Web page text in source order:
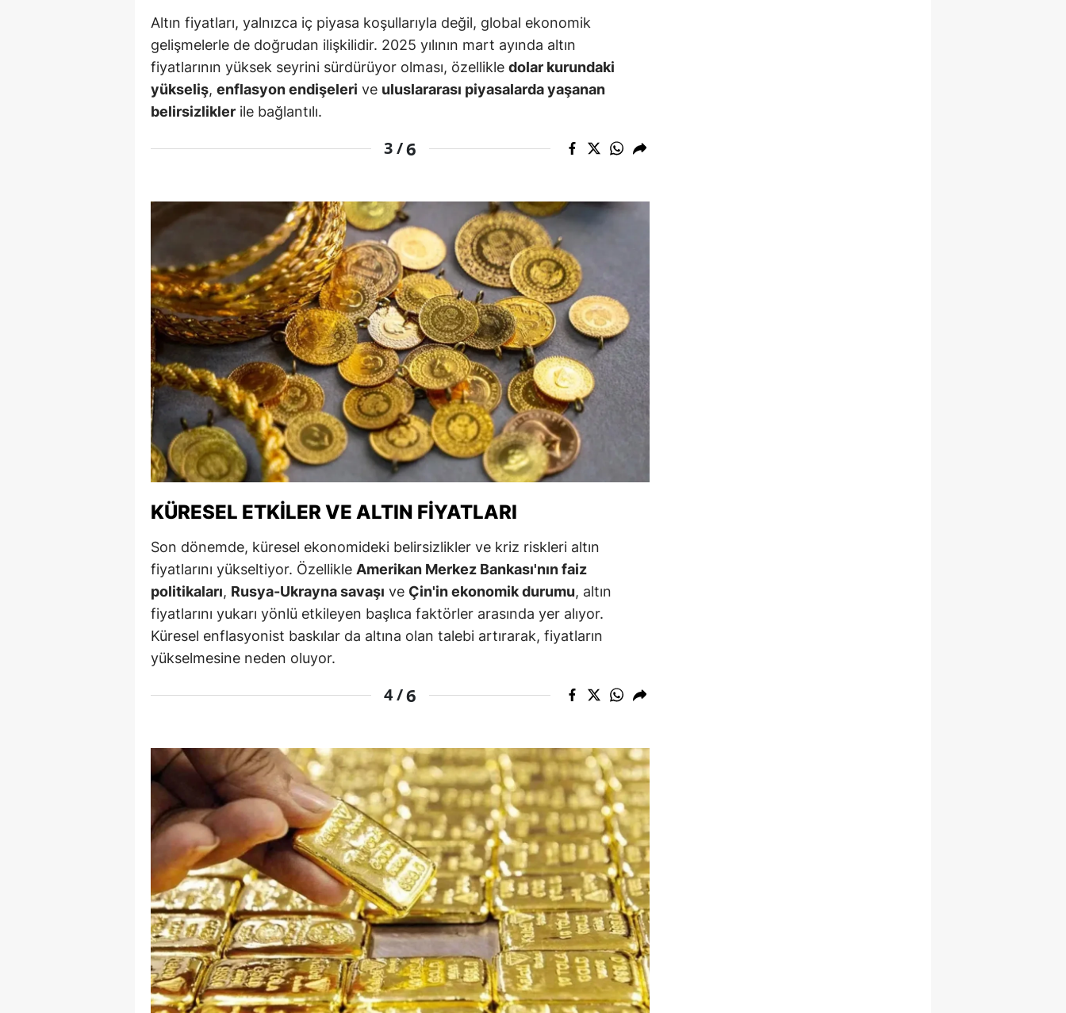
Sinop
Sivas
Tunceli
Şanlıurfa
Uşak
Van
Yozgat
Zonguldak
Aksaray
Bayburt
Karaman
Bartın
Ardahan
Kilis
Osmaniye
Düzce
Altın fiyatları, yalnızca iç piyasa koşullarıyla değil, global ekonomik
gelişmelerle de doğrudan ilişkilidir. 2025 yılının mart ayında altın
fiyatlarının yüksek seyrini sürdürüyor olması, özellikle dolar kurundaki
yükseliş, enflasyon endişeleri ve uluslararası piyasalarda yaşanan
belirsizlikler ile bağlantılı.
3 /6
KÜRESEL ETKILER VE ALTIN FIYATLARI
Son dönemde, küresel ekonomideki belirsizlikler ve kriz riskleri altın
fiyatlarını yükseltiyor. Özellikle Amerikan Merkez Bankası'nın faiz
politikaları, Rusya-Ukrayna savaşı ve Çin'in ekonomik durumu, altın
fiyatlarını yukarı yönlü etkileyen başlıca faktörler arasında yer alıyor.
Küresel enflasyonist baskılar da altına olan talebi artırarak, fiyatların
yükselmesine neden oluyor.
4 /6